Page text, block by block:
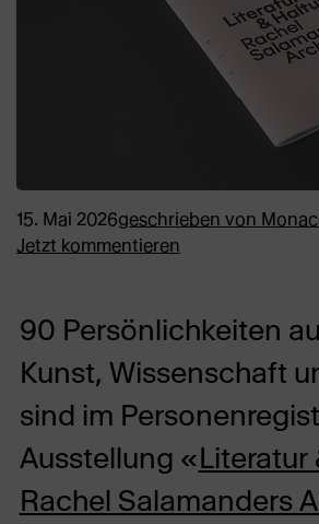
15. Mai 2026geschrieben von
Jetzt kommentieren
90 Persönlichkeiten
Kunst, Wissenschaft
sind im
Ausstellung «Literatur
Rachel Salamanders